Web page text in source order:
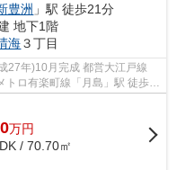
豊洲 」駅 徒歩21分
地下1階
海３丁目
万円
/ 70.70㎡